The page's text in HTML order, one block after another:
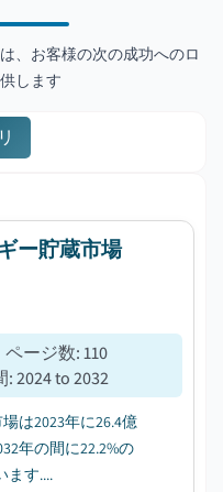
、お客様の次の成功へのロ
します
ー貯蔵市場
ページ数:110
:2024 to 2032
は2023年に26.4億
年の間に22.2%の
ます....